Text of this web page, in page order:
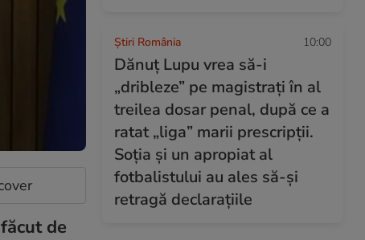
de
Știri România 10:00
Dănuț Lupu vrea să-i
„dribleze” pe magistrați în al
treilea dosar penal, după ce a
ratat „liga” marii prescripții.
Soția și un apropiat al
fotbalistului au ales să-și
retragă declarațiile